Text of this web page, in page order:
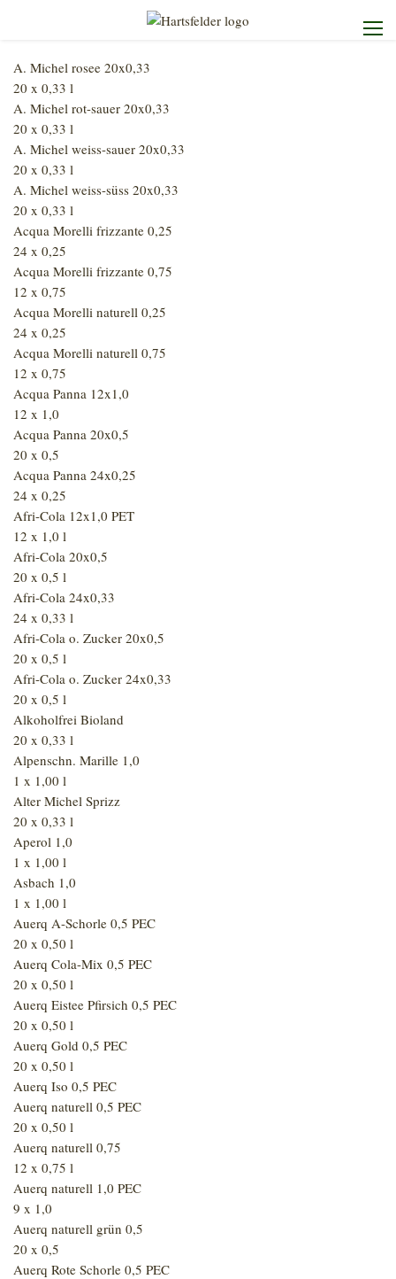
Startseite
Die Brauerei
Unser Sortiment
Unser Service
Kontakt
A. Michel rosee 20x0,33
20 x 0,33 l
A. Michel rot-sauer 20x0,33
20 x 0,33 l
A. Michel weiss-sauer 20x0,33
20 x 0,33 l
A. Michel weiss-süss 20x0,33
20 x 0,33 l
Acqua Morelli frizzante 0,25
24 x 0,25
Acqua Morelli frizzante 0,75
12 x 0,75
Acqua Morelli naturell 0,25
24 x 0,25
Acqua Morelli naturell 0,75
12 x 0,75
Acqua Panna 12x1,0
12 x 1,0
Acqua Panna 20x0,5
20 x 0,5
Acqua Panna 24x0,25
24 x 0,25
Afri-Cola 12x1,0 PET
12 x 1,0 l
Afri-Cola 20x0,5
20 x 0,5 l
Afri-Cola 24x0,33
24 x 0,33 l
Afri-Cola o. Zucker 20x0,5
20 x 0,5 l
Afri-Cola o. Zucker 24x0,33
20 x 0,5 l
Alkoholfrei Bioland
20 x 0,33 l
Alpenschn. Marille 1,0
1 x 1,00 l
Alter Michel Sprizz
20 x 0,33 l
Aperol 1,0
1 x 1,00 l
Asbach 1,0
1 x 1,00 l
Auerq A-Schorle 0,5 PEC
20 x 0,50 l
Auerq Cola-Mix 0,5 PEC
20 x 0,50 l
Auerq Eistee Pfirsich 0,5 PEC
20 x 0,50 l
Auerq Gold 0,5 PEC
20 x 0,50 l
Auerq Iso 0,5 PEC
Auerq naturell 0,5 PEC
20 x 0,50 l
Auerq naturell 0,75
12 x 0,75 l
Auerq naturell 1,0 PEC
9 x 1,0
Auerq naturell grün 0,5
20 x 0,5
Auerq Rote Schorle 0,5 PEC